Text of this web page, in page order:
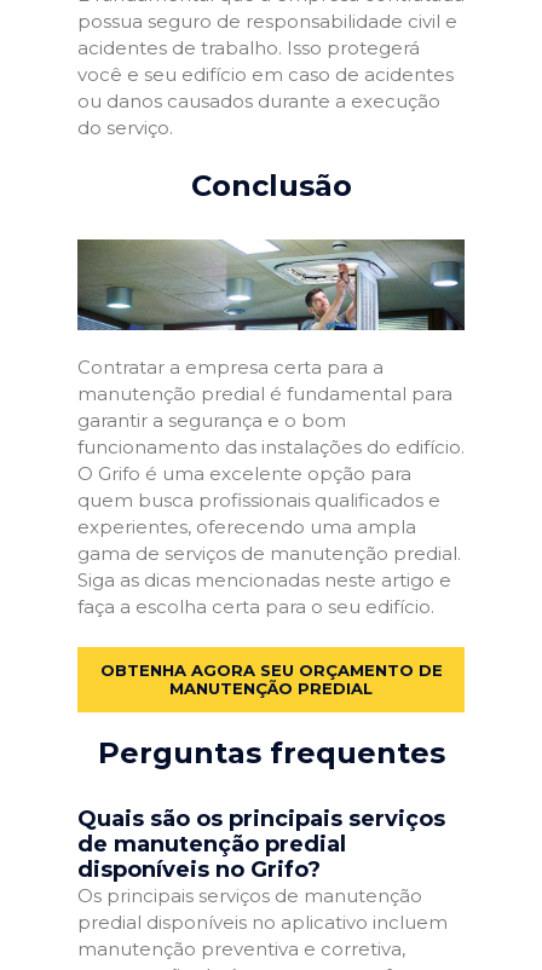
possua seguro de responsabilidade civil e
acidentes de trabalho. Isso protegerá
você e seu edifício em caso de acidentes
ou danos causados durante a execução
do serviço.
Conclusão
Contratar a empresa certa para a
manutenção predial é fundamental para
garantir a segurança e o bom
funcionamento das instalações do edifício.
O Grifo é uma excelente opção para
quem busca profissionais qualificados e
experientes, oferecendo uma ampla
gama de serviços de manutenção predial.
Siga as dicas mencionadas neste artigo e
faça a escolha certa para o seu edifício.
OBTENHA AGORA SEU ORÇAMENTO DE
MANUTENÇÃO PREDIAL
Perguntas frequentes
Quais são os principais serviços
de manutenção predial
disponíveis no Grifo?
Os principais serviços de manutenção
predial disponíveis no aplicativo incluem
manutenção preventiva e corretiva,